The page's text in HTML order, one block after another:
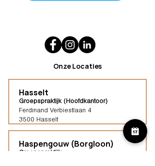
Onze Locaties
Hasselt
Groepspraktijk (Hoofdkantoor)
Ferdinand Verbiestlaan 4
3500 Hasselt
Haspengouw (Borgloon)